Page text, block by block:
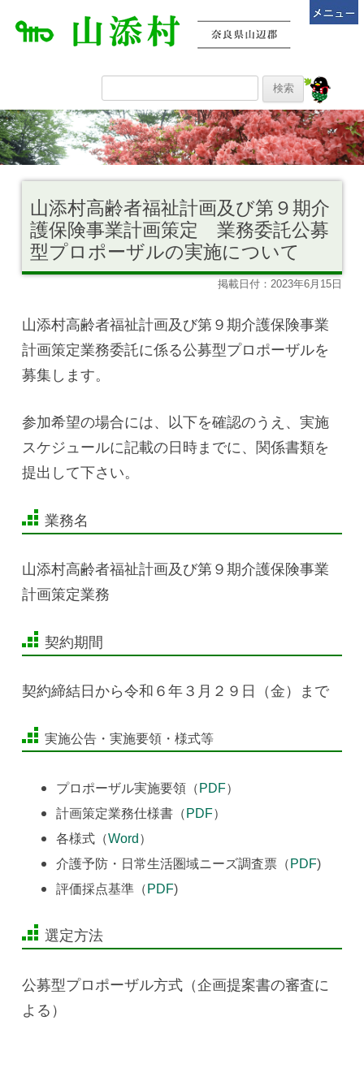
山添村高齢者福祉計画及び第９期介
護保険事業計画策定 業務委託公募
型プロポーザルの実施について
掲載日付：2023年6月15日
山添村高齢者福祉計画及び第９期介護保険事業
計画策定業務委託に係る公募型プロポーザルを
募集します。
参加希望の場合には、以下を確認のうえ、実施
スケジュールに記載の日時までに、関係書類を
提出して下さい。
業務名
山添村高齢者福祉計画及び第９期介護保険事業
計画策定業務
契約期間
契約締結日から令和６年３月２９日（金）まで
実施公告・実施要領・様式等
プロポーザル実施要領（ PDF）
計画策定業務仕様書（ PDF）
各様式（Word ）
介護予防・日常生活圏域ニーズ調査票（ PDF)
評価採点基準（ PDF)
選定方法
公募型プロポーザル方式（企画提案書の審査に
よる）